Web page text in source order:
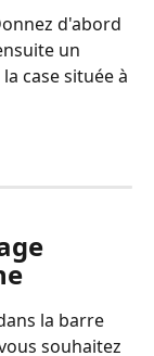
d'abord
un
case située à
la barre
souhaitez